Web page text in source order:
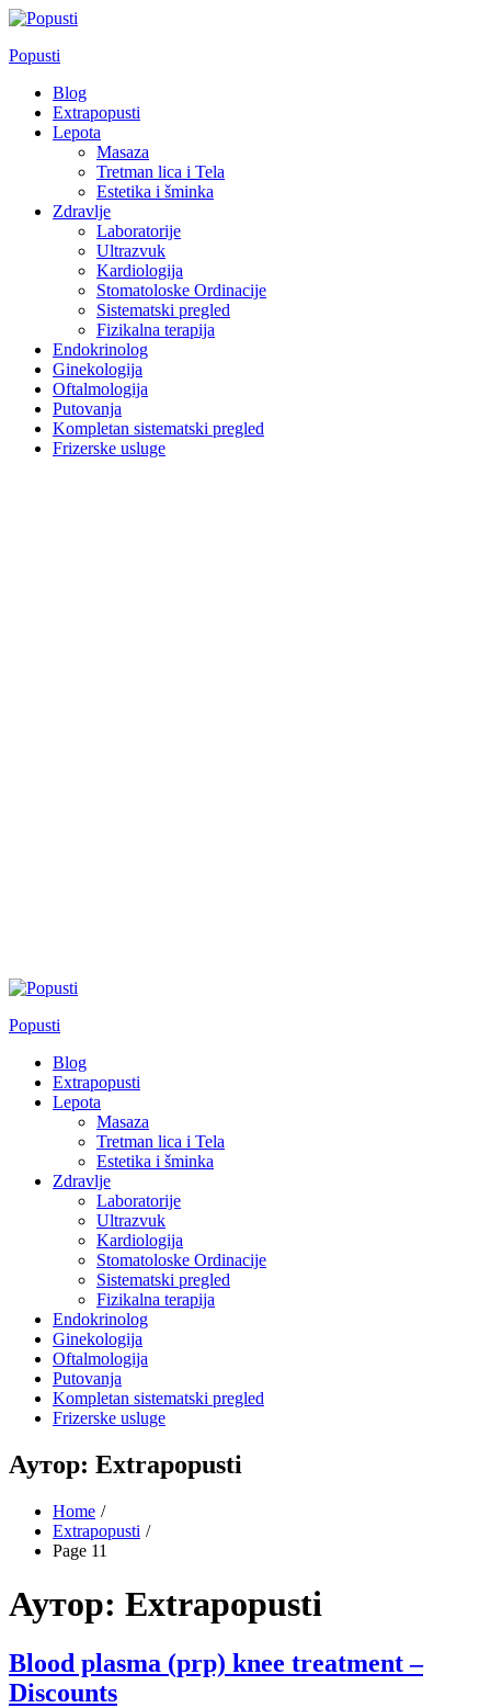
Skip
content
Popusti
Blog
Extrapopusti
Lepota
Masaza
Tretman lica i Tela
Estetika i šminka
Zdravlje
Laboratorije
Ultrazvuk
Kardiologija
Stomatoloske Ordinacije
Sistematski pregled
Fizikalna terapija
Endokrinolog
Ginekologija
Oftalmologija
Putovanja
Kompletan sistematski pregled
Frizerske usluge
Popusti
Blog
Extrapopusti
Lepota
Masaza
Tretman lica i Tela
Estetika i šminka
Zdravlje
Laboratorije
Ultrazvuk
Kardiologija
Stomatoloske Ordinacije
Sistematski pregled
Fizikalna terapija
Endokrinolog
Ginekologija
Oftalmologija
Putovanja
Kompletan sistematski pregled
Frizerske usluge
Аутор: Extrapopusti
Home
Extrapopusti
Page 11
Аутор: Extrapopusti
Blood plasma (prp) knee treatment –
Discounts